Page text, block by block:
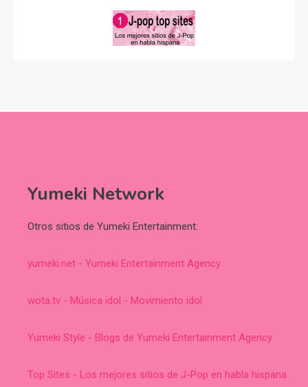
Yumeki Network
Otros sitios de Yumeki Entertainment:
yumeki.net - Yumeki Entertainment Agency
wota.tv - Música idol - Movimiento idol
Yumeki Style - Blogs de Yumeki Entertainment Agency
Top Sites - Los mejores sitios de J-Pop en habla hispana